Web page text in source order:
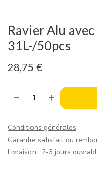
Ravier Alu
31L-/50pcs
28,75 €
Conditions générales
Garantie satisfait ou
Livraison : 2-3 jours